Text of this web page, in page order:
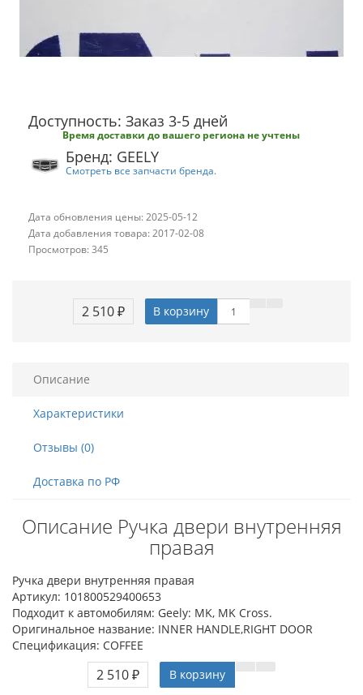
Доступность: Заказ 3-5 дней
Время доставки до вашего региона не учтены
Бренд: GEELY
Смотреть все запчасти бренда.
Дата обновления цены: 2025-05-12
Дата добавления товара: 2017-02-08
Просмотров: 345
2 510 ₽ В корзину
Описание
Характеристики
Отзывы (0)
Доставка по РФ
Описание Ручка двери внутренняя
правая
Ручка двери внутренняя правая
Артикул: 101800529400653
Подходит к автомобилям: Geely: MK, MK Cross.
Оригинальное название: INNER HANDLE,RIGHT DOOR
Спецификация: COFFEE
2 510 ₽
В корзину